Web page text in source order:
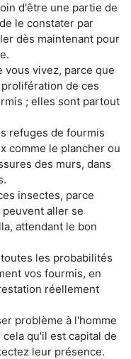
d'être une partie de
le constater par
dès maintenant pour
vous vivez, parce que
de ces
; elles sont partout
refuges de fourmis
comme le plancher ou
des murs, dans
insectes, parce
aller se
attendant le bon
les probabilités
vos fourmis, en
réellement
problème à l'homme
qu'il est capital de
leur présence.